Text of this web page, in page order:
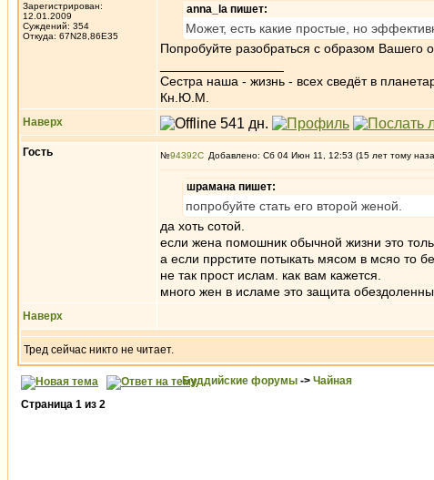
Зарегистрирован:
12.01.2009
Суждений: 354
Откуда: 67N28,86E35
anna_la пишет:
Может, есть какие простые, но
Попробуйте разобраться с образом
Сестра наша - жизнь - всех сведёт в
Кн.Ю.М.
Наверх
Гость №94392 Добавлено: Сб 04 Июн 11, 12:53 (15 лет тому
шрамана пишет:
попробуйте стать его второй женой.
да хоть сотой.
если жена помошник обычной жизни это
а если пррстите потыкать мясом в мсяо то
не так прост ислам. как вам кажется.
много жен в исламе это защита
Наверх
Тред сейчас никто не читает.
Буддийские форумы -> Чайная
Страница 1 из 2